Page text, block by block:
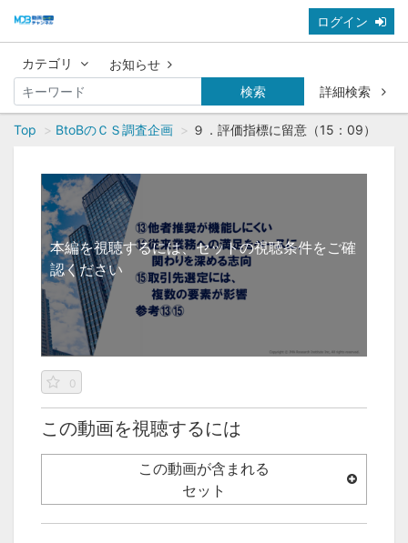
ログイン
カテゴリ
お知らせ
検索
詳細検索
Top BtoBのＣＳ調査企画 ９．評価指標に留意（15：09）
本編を視聴するには、セットの視聴条件をご確
認ください
0
この動画を視聴するには
この動画が含まれる
セット